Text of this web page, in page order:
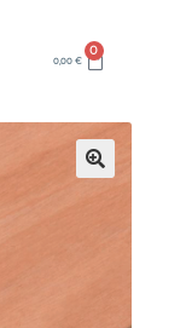
0,00 €
0